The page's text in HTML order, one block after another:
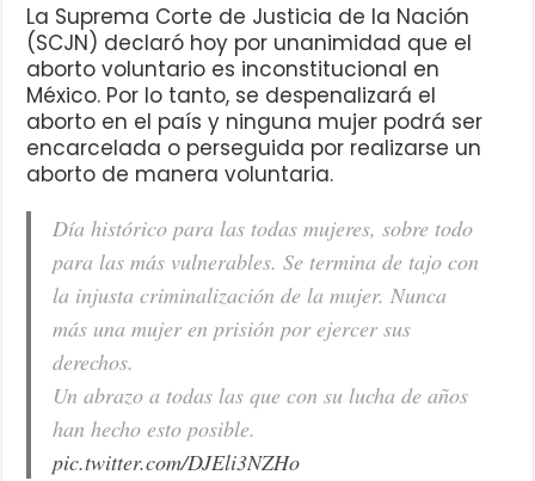
La Suprema Corte de Justicia de la Nación
(SCJN) declaró hoy por unanimidad que el
aborto voluntario es inconstitucional en
México. Por lo tanto, se despenalizará el
aborto en el país y ninguna mujer podrá ser
encarcelada o perseguida por realizarse un
aborto de manera voluntaria.
Día histórico para las todas mujeres, sobre todo
para las más vulnerables. Se termina de tajo con
la injusta criminalización de la mujer. Nunca
más una mujer en prisión por ejercer sus
derechos.
Un abrazo a todas las que con su lucha de años
han hecho esto posible.
pic.twitter.com/DJEli3NZHo